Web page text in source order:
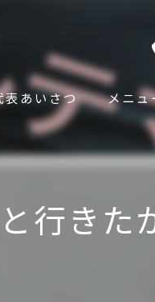
表あいさつ メニュ
行きた